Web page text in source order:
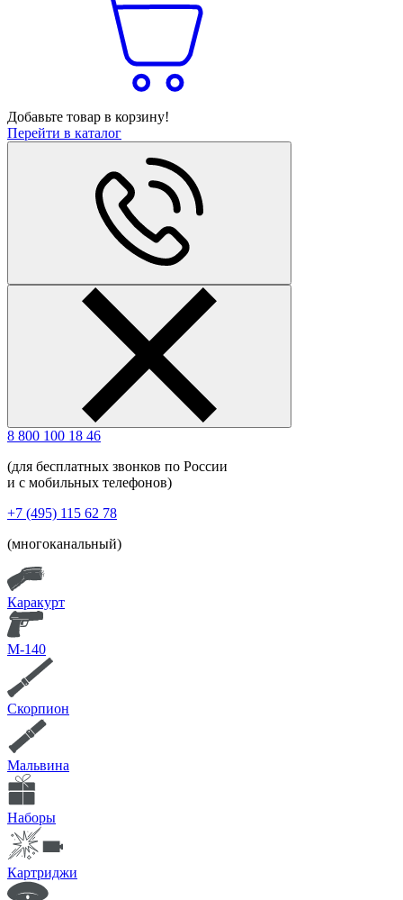
Добавьте товар в корзину!
Перейти в каталог
8 800 100 18 46
(для бесплатных звонков по России
и с мобильных телефонов)
+7 (495) 115 62 78
(многоканальный)
Каракурт
М-140
Скорпион
Мальвина
Наборы
Картриджи